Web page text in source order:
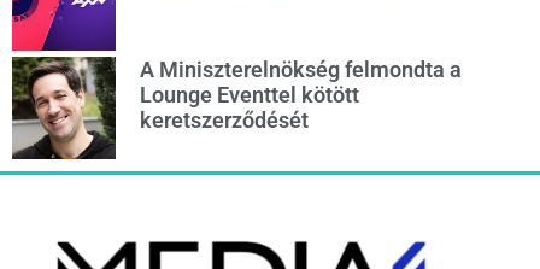
A Miniszterelnökség felmondta a
Lounge Eventtel kötött
keretszerződését